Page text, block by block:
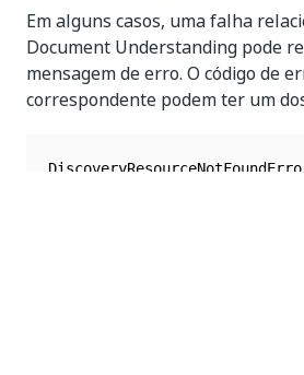
Em alguns casos, uma falha
Document Understanding pode
mensagem de erro. O código de
correspondente podem ter um